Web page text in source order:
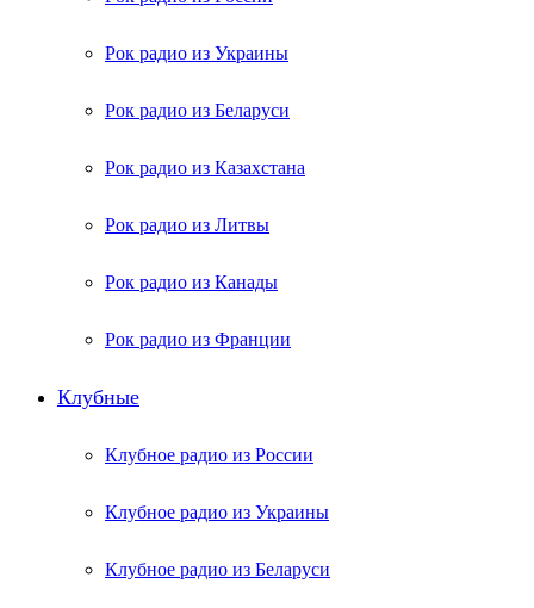
Рок радио из Украины
Рок радио из Беларуси
Рок радио из Казахстана
Рок радио из Литвы
Рок радио из Канады
Рок радио из Франции
Клубные
Клубное радио из России
Клубное радио из Украины
Клубное радио из Беларуси